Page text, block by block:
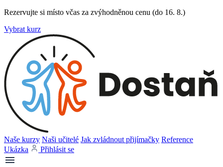
Rezervujte si místo včas za zvýhodněnou cenu (do 16. 8.)
Vybrat kurz
Naše kurzy Naši učitelé Jak zvládnout přijímačky Reference
Ukázka
Přihlásit se